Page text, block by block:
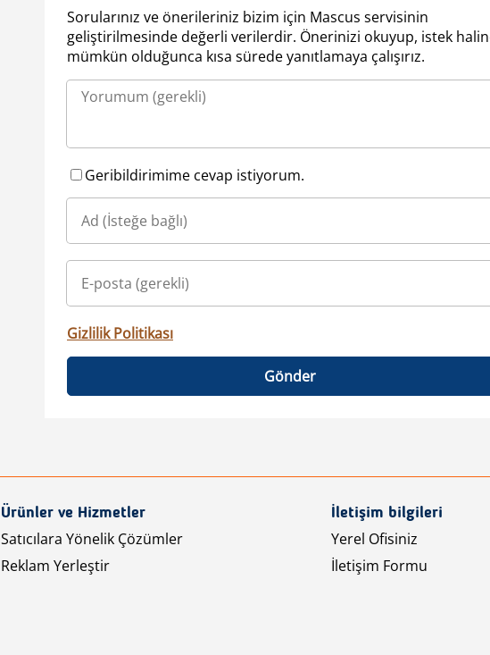
Sorularınız ve önerileriniz bizim için Mascus servisinin
geliştirilmesinde değerli verilerdir. Önerinizi okuyup, istek
mümkün olduğunca kısa sürede yanıtlamaya çalışırız.
Geribildirimime cevap istiyorum.
Gizlilik Politikası
Gönder
Ürünler ve Hizmetler
Satıcılara Yönelik Çözümler
Reklam Yerleştir
İletişim bilgileri
Yerel Ofisiniz
İletişim Formu